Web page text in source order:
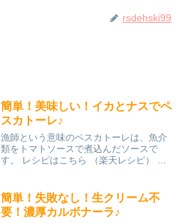
rsdehski99
簡単！美味しい！イカとナスでペ
スカトーレ♪
漁師という意味のペスカトーレは、魚介
類をトマトソースで煮込んだソースで
す。 レシピはこちら （楽天レシピ） 約
鷹の爪オリーブオイル白ワインスパゲテ
ィの茹で汁塩・...
簡単！失敗なし！生クリーム不
要！濃厚カルボナーラ♪